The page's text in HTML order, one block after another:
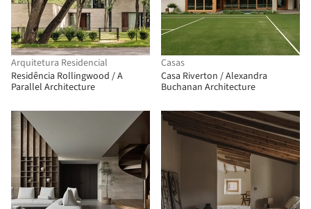
Arquitetura Residencial
Residência Rollingwood / A
Parallel Architecture
Casas
Casa Riverton / Alexandra
Buchanan Architecture